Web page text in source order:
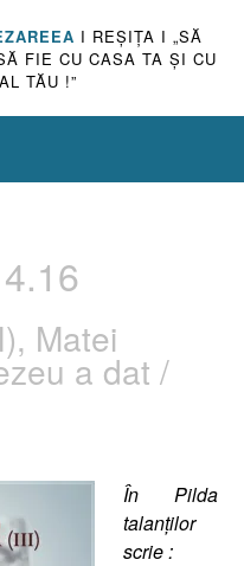
I REŞIŢA I „SĂ
FIE CU CASA TA ŞI CU
TĂU !”
Matei
a dat /
În Pilda
talanţilor
scrie :